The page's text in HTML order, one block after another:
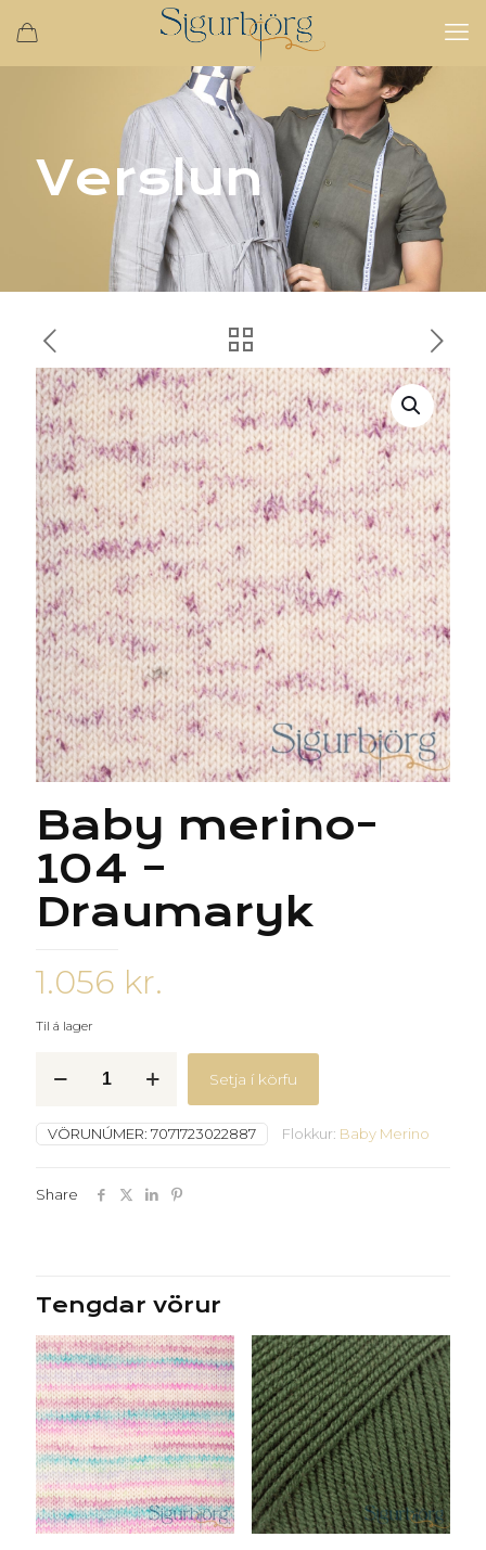
Verslun
Baby merino-
104 –
Draumaryk
1.056 kr.
Til á lager
merino-
-
Draumaryk
Setja í körfu
VÖRUNÚMER: 7071723022887 Flokkur: Baby Merino
Share
Tengdar vörur